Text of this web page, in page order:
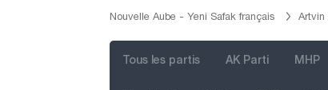
Nouvelle Aube - Yeni Safak français Artvin
Tous les partis AK Parti MHP
Ağrı